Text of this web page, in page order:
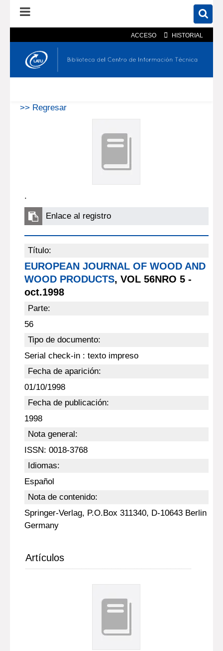
ACCESO HISTORIAL
En el catálogo En el sitio
>> Regresar
.
Enlace al registro
Título:
EUROPEAN JOURNAL OF WOOD AND
WOOD PRODUCTS, VOL 56NRO 5 -
oct.1998
Parte:
56
Tipo de documento:
Serial check-in : texto impreso
Fecha de aparición:
01/10/1998
Fecha de publicación:
1998
Nota general:
ISSN: 0018-3768
Idiomas:
Español
Nota de contenido:
Springer-Verlag, P.O.Box 311340, D-10643 Berlin
Germany
Artículos